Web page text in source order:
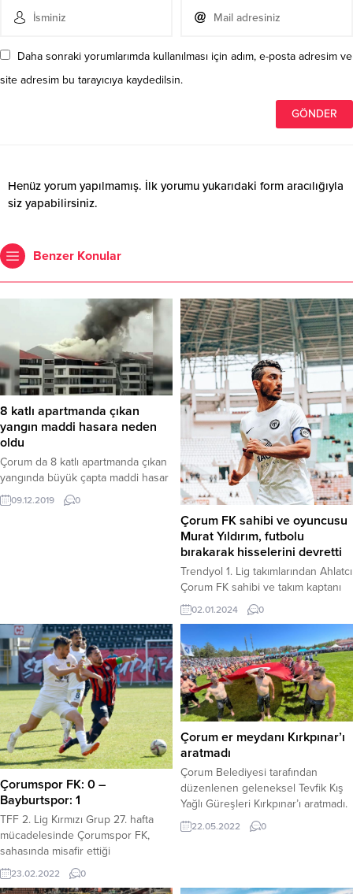
Daha sonraki yorumlarımda kullanılması için adım, e-posta adresim ve
site adresim bu tarayıcıya kaydedilsin.
Henüz yorum yapılmamış. İlk yorumu yukarıdaki form aracılığıyla
siz yapabilirsiniz.
Benzer Konular
8 katlı apartmanda çıkan
yangın maddi hasara neden
oldu
Çorum da 8 katlı apartmanda çıkan
yangında büyük çapta maddi hasar
oluştu.
09.12.2019 0
Çorum FK sahibi ve oyuncusu
Murat Yıldırım, futbolu
bırakarak hisselerini devretti
Trendyol 1. Lig takımlarından Ahlatcı
Çorum FK sahibi ve takım kaptanı
Murat Yıldırım, hem futbolu
bıraktığını, hem de şirket hisselerini
devrettiğini açıkladı.Çorum FK
Kaptanı Murat Yıldırım, yaptığı
açıklamada takımdan ayrıldığını
açıkladı. Yıldırım sosyal medya
hesabından yaptığı açıklam, “Sevgili
Çorumlular, 1.5 yıl önce zor
şampiyonluk serüveninde
memleketimizin takımı...
02.01.2024 0
Çorumspor FK: 0 –
Bayburtspor: 1
TFF 2. Lig Kırmızı Grup 27. hafta
mücadelesinde Çorumspor FK,
sahasında misafir ettiği
Bayburtspor’a 1-0 mağlup oldu.
Stat: Çorum ŞehirHakemler:
23.02.2022 0
Çorum er meydanı Kırkpınar’ı
aratmadı
Çorum Belediyesi tarafından
düzenlenen geleneksel Tevfik Kış
Yağlı Güreşleri Kırkpınar’ı aratmadı.
Güreşlerde Serhat Gökmen
başpehlivan oldu.Dr. Turhan
22.05.2022 0